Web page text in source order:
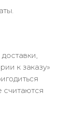
к заказу»
считаются